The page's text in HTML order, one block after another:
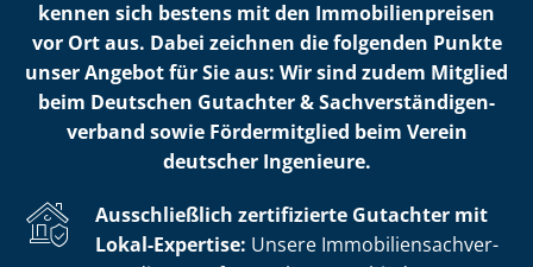
kennen sich bestens mit den Im­mo­bi­li­en­prei­sen
vor Ort aus. Dabei zeichnen die folgenden Punkte
unser Angebot für Sie aus: Wir sind zudem Mitglied
beim Deutschen Gutachter & Sach­ver­stän­di­gen­
ver­band sowie Fördermitglied beim Verein
deutscher Ingenieure.
Ausschließlich zertifizierte Gutachter mit
Lokal-Expertise: Unsere Im­mo­bi­li­en­sach­ver­